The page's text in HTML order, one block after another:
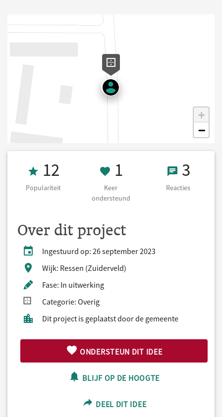
+
−
Populariteit 12
12
Populariteit
1 Keer
1
Keer
ondersteund
3 3
Reacties
Over dit project
Ingestuurd op: 26 september 2023
Wijk: Ressen (Zuiderveld)
Fase: In uitwerking
Categorie: Overig
Dit project is geplaatst door de gemeente
ONDERSTEUN DIT IDEE
BLIJF OP DE HOOGTE
DEEL DIT IDEE